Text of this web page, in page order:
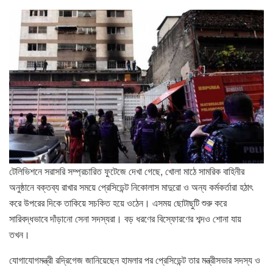
টেলিভিশনে সরাসরি সম্প্রচারিত ফুটেজে দেখা গেছে, খোলা মাঠে সামরিক বাহিনীর
অনুষ্ঠানে বক্তব্য রাখার সময়ে প্রেসিডেন্ট নিকোলাস মাদুরো ও অন্য কর্মকর্তারা হঠাৎ
করে উপরের দিকে তাকিয়ে সচকিত হয়ে ওঠেন। এসময় ছোটাছুটি শুরু করে
সারিবদ্ধভাবে দাঁড়ানো সেনা সদস্যরা। বড় ধরণের বিস্ফোরণের শব্দও শোনা যায়
তখন।
যোগাযোগমন্ত্রী রদ্রিগেজ জানিয়েছেন হামলার পর প্রেসিডেন্ট তার মন্ত্রীসভার সদস্য ও